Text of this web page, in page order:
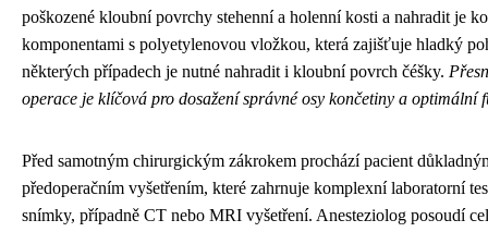
poškozené kloubní povrchy stehenní a holenní kosti a nahradit je
komponentami s polyetylenovou vložkou, která zajišťuje hladký
některých případech je nutné nahradit i kloubní povrch čéšky.
operace je klíčová pro dosažení správné osy končetiny a optimální
Před samotným chirurgickým zákrokem prochází pacient
předoperačním vyšetřením, které zahrnuje komplexní laboratorní
snímky, případně CT nebo MRI vyšetření. Anesteziolog posoudí